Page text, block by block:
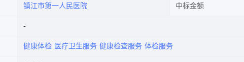
镇江市第一人民医院 中标金额
健康体检 医疗卫生服务 健康检查服务 体检服务